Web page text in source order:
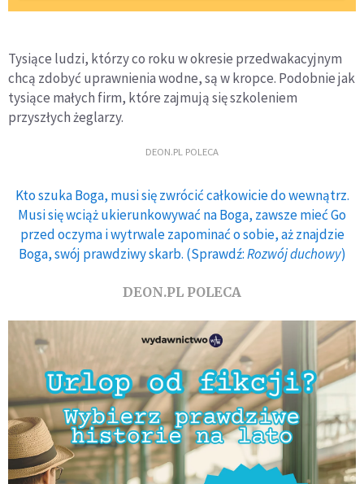
Tysiące ludzi, którzy co roku w okresie przedwakacyjnym
chcą zdobyć uprawnienia wodne, są w kropce. Podobnie jak
tysiące małych firm, które zajmują się szkoleniem
przyszłych żeglarzy.
DEON.PL POLECA
Kto szuka Boga, musi się zwrócić całkowicie do wewnątrz.
Musi się wciąż ukierunkowywać na Boga, zawsze mieć Go
przed oczyma i wytrwale zapominać o sobie, aż znajdzie
Boga, swój prawdziwy skarb. (Sprawdź:Rozwój duchowy)
DEON.PL POLECA